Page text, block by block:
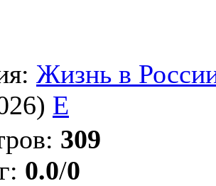
: Жизнь в
E
: 309
: 0.0/0